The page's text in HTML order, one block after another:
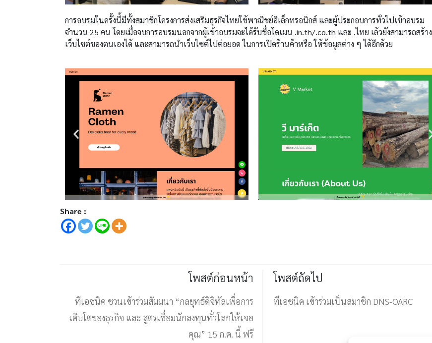
การอบรมในครั้งนี้มีทั้งสมาชิกโครงการส่งเสริมธุรกิจไทยใช้พาณิชย์อิเล็กทรอนิกส์ และผู้ประกอบการทั่วไปเข้าอบรม
จำนวน 25 คน โดยเมื่อจบการอบรมนอกจากผู้เข้าอบรมจะได้รับชื่อโดเมน .in.th/.co.th และ .ไทย เล้วยังสามารถสร้าง
เว็บไซต์ของตนเองได้ และสามารถนำเว็บไซต์ไปต่อยอด ในการเปิดร้านค้าหรือ ให้ข้อมูลต่าง ๆ ได้อีกด้วย
Share :
โพสต์ก่อนหน้า
ทีเอชนิค ชวนเข้าร่วมสัมมนา “กลยุทธ์ดิจิทัลเพื่อการ
เติบโตของธุรกิจ และ สูตรเชื่อมนักลงทุนทั่วโลกให้เจอ
คุณ” 15 ก.ค. นี้ ฟรี
โพสต์ถัดไป
ทีเอชนิค เข้าร่วมเป็นสมาชิก DNS-OARC